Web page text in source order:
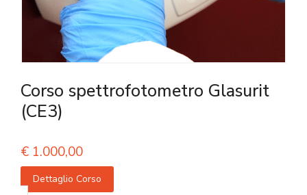
Corso spettrofotometro Glasurit
(CE3)
€ 1.000,00
Dettaglio Corso